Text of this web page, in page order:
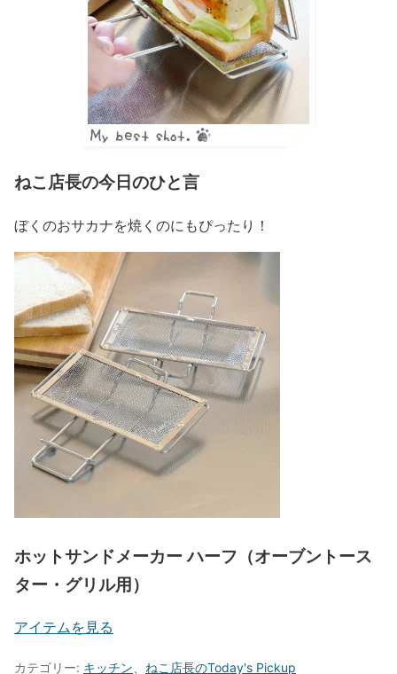
ねこ店長の今日のひと言
ぼくのおサカナを焼くのにもぴったり！
ホットサンドメーカー ハーフ（オーブントース
ター・グリル用）
アイテムを見る
カテゴリー: キッチン ねこ店長のToday's Pickup